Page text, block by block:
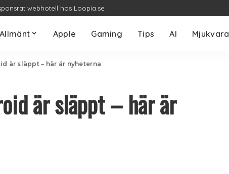
webhotell hos Loopia.se
Allmänt Apple Gaming Tips AI Mjukvara
är släppt – här är nyheterna
är släppt – här är